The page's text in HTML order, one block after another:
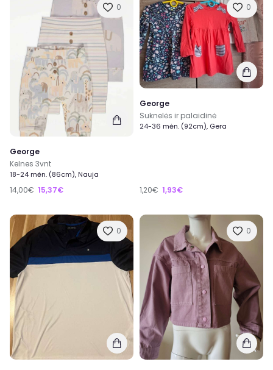
0
George
Kelnes 3vnt
18-24 mėn. (86cm), Nauja
14,00€ 15,37€
0
George
Suknelės ir palaidinė
24-36 mėn. (92cm), Gera
1,20€ 1,93€
0 0